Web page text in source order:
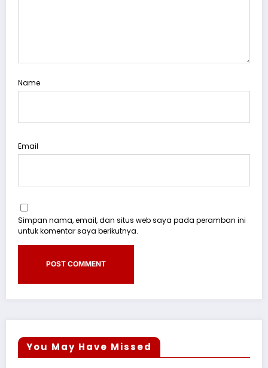
Name
Email
Simpan nama, email, dan situs web saya pada peramban ini
untuk komentar saya berikutnya.
You May Have Missed